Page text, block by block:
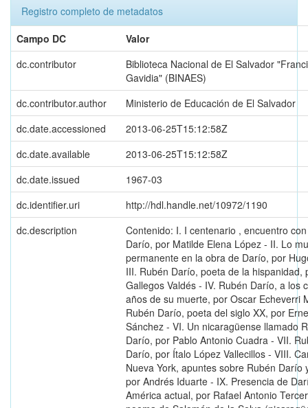
Registro completo de metadatos
Campo DC
Valor
dc.contributor
Biblioteca Nacional de El Salvador
Gavidia" (BINAES)
dc.contributor.author
Ministerio de Educación de El Salvador
dc.date.accessioned
2013-06-25T15:12:58Z
dc.date.available
2013-06-25T15:12:58Z
dc.date.issued
1967-03
dc.identifier.uri
http://hdl.handle.net/10972/1190
dc.description
Contenido: I. I centenario , encuentro
Darío, por Matilde Elena López - II. Lo
permanente en la obra de Darío, por
III. Rubén Darío, poeta de la hispanidad,
Gallegos Valdés - IV. Rubén Darío, a los
años de su muerte, por Oscar Echeverri
Rubén Darío, poeta del siglo XX, por
Sánchez - VI. Un nicaragüense llamado
Darío, por Pablo Antonio Cuadra - VII.
Darío, por Ítalo López Vallecillos - VIII.
Nueva York, apuntes sobre Rubén Darío
por Andrés Iduarte - IX. Presencia de
América actual, por Rafael Antonio